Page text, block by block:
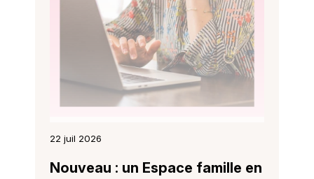
22 juil 2026
Nouveau : un Espace famille en